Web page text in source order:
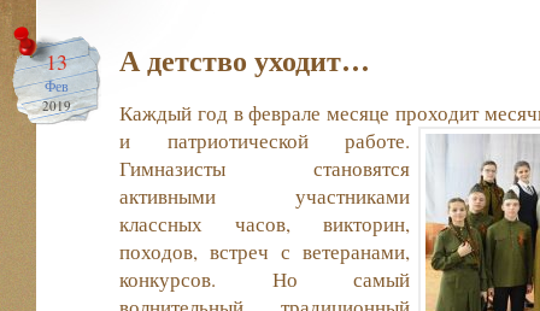
13
Фев
2019
А детство уходит…
Каждый год в феврале месяце проходит
и патриотической работе.
Гимназисты становятся
активными участниками
классных часов, викторин,
походов, встреч с ветеранами,
конкурсов. Но самый